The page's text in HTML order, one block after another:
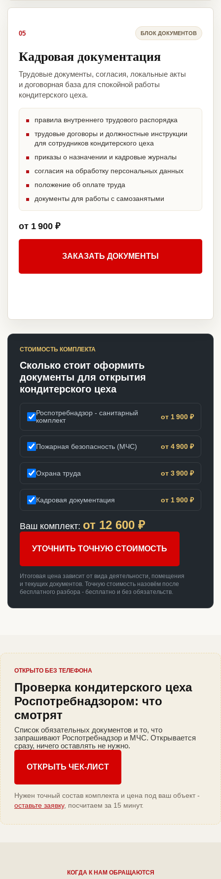
05 БЛОК ДОКУМЕНТОВ
Кадровая документация
Трудовые документы, согласия, локальные акты
и договорная база для спокойной работы
кондитерского цеха.
правила внутреннего трудового распорядка
трудовые договоры и должностные инструкции
для сотрудников кондитерского цеха
приказы о назначении и кадровые журналы
согласия на обработку персональных данных
положение об оплате труда
документы для работы с самозанятыми
от 1 900 ₽
ЗАКАЗАТЬ ДОКУМЕНТЫ
СТОИМОСТЬ КОМПЛЕКТА
Сколько стоит оформить
документы для открытия
кондитерского цеха
Роспотребнадзор - санитарный
комплект
от 1 900 ₽
Пожарная безопасность (МЧС) от 4 900 ₽
Охрана труда от 3 900 ₽
Кадровая документация от 1 900 ₽
Ваш комплект: от 12 600 ₽
УТОЧНИТЬ ТОЧНУЮ СТОИМОСТЬ
Итоговая цена зависит от вида деятельности, помещения
и текущих документов. Точную стоимость назовём после
бесплатного разбора - бесплатно и без обязательств.
ОТКРЫТО БЕЗ ТЕЛЕФОНА
Проверка кондитерского цеха
Роспотребнадзором: что
смотрят
Список обязательных документов и то, что
запрашивают Роспотребнадзор и МЧС. Открывается
сразу, ничего оставлять не нужно.
ОТКРЫТЬ ЧЕК-ЛИСТ
Нужен точный состав комплекта и цена под ваш объект -
оставьте заявку, посчитаем за 15 минут.
КОГДА К НАМ ОБРАЩАЮТСЯ